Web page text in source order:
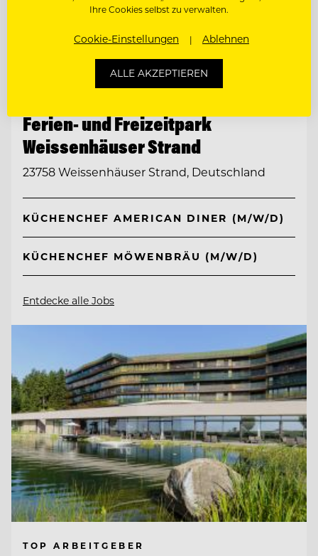
Ferien- und Freizeitpark
Weissenhäuser Strand
23758 Weissenhäuser Strand, Deutschland
KÜCHENCHEF AMERICAN DINER (M/W/D)
KÜCHENCHEF MÖWENBRÄU (M/W/D)
Entdecke alle Jobs
TOP ARBEITGEBER
Ihre Cookies selbst zu verwalten.
Cookie-Einstellungen Ablehnen
ALLE AKZEPTIEREN